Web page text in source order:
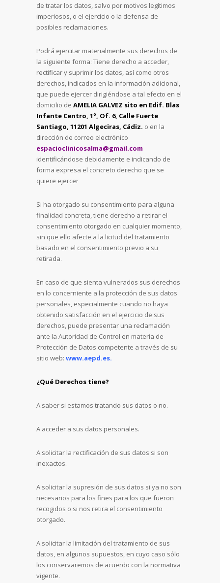
de tratar los datos, salvo por motivos legítimos
imperiosos, o el ejercicio o la defensa de
posibles reclamaciones.
Podrá ejercitar materialmente sus derechos de
la siguiente forma: Tiene derecho a acceder,
rectificar y suprimir los datos, así como otros
derechos, indicados en la información adicional,
que puede ejercer dirigiéndose a tal efecto en el
domicilio de AMELIA GALVEZ sito en Edif. Blas
Infante Centro, 1º, Of. 6, Calle Fuerte
Santiago, 11201 Algeciras, Cádiz. o en la
dirección de correo electrónico
espacioclinicosalma@gmail.com
identificándose debidamente e indicando de
forma expresa el concreto derecho que se
quiere ejercer
Si ha otorgado su consentimiento para alguna
finalidad concreta, tiene derecho a retirar el
consentimiento otorgado en cualquier momento,
sin que ello afecte a la licitud del tratamiento
basado en el consentimiento previo a su
retirada.
En caso de que sienta vulnerados sus derechos
en lo concerniente a la protección de sus datos
personales, especialmente cuando no haya
obtenido satisfacción en el ejercicio de sus
derechos, puede presentar una reclamación
ante la Autoridad de Control en materia de
Protección de Datos competente a través de su
sitio web: www.aepd.es.
¿Qué Derechos tiene?
A saber si estamos tratando sus datos o no.
A acceder a sus datos personales.
A solicitar la rectificación de sus datos si son
inexactos.
A solicitar la supresión de sus datos si ya no son
necesarios para los fines para los que fueron
recogidos o si nos retira el consentimiento
otorgado.
A solicitar la limitación del tratamiento de sus
datos, en algunos supuestos, en cuyo caso sólo
los conservaremos de acuerdo con la normativa
vigente.